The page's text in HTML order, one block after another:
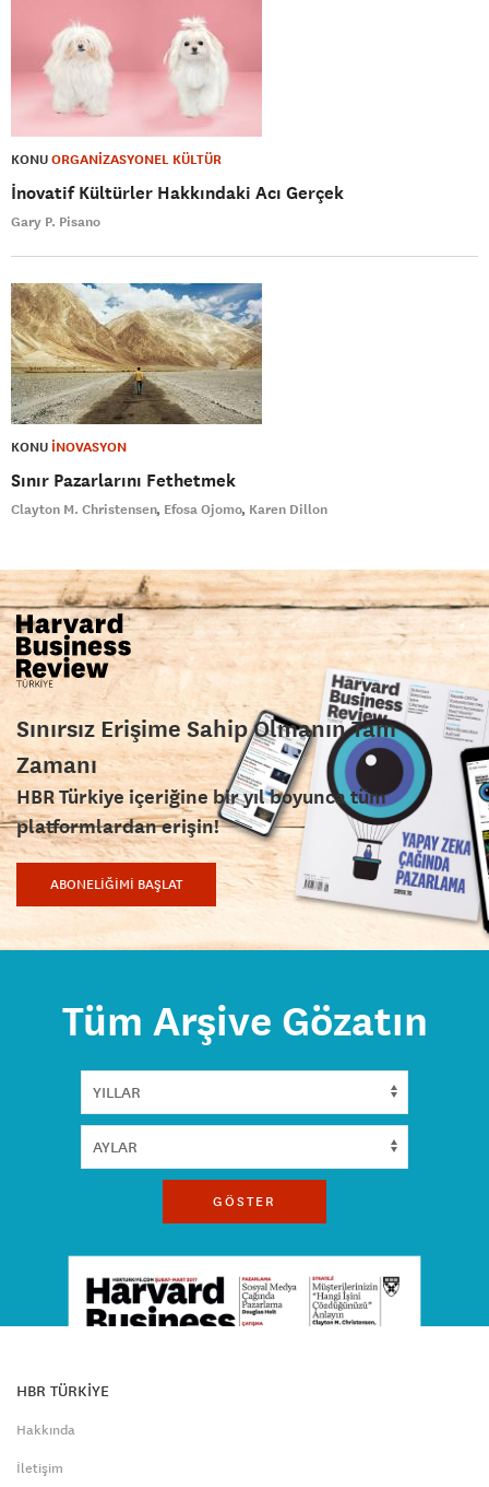
KONUORGANİZASYONEL KÜLTÜR
İnovatif Kültürler Hakkındaki Acı Gerçek
Gary P. Pisano
KONU İNOVASYON
Sınır Pazarlarını Fethetmek
Clayton M. Christensen Efosa Ojomo Karen Dillon
Sınırsız Erişime Sahip Olmanın Tam
Zamanı
HBR Türkiye içeriğine bir yıl boyunca tüm
platformlardan erişin!
ABONELİĞİMİ BAŞLAT
Tüm Arşive Gözatın
GÖSTER
HBR TÜRKİYE
Hakkında
İletişim